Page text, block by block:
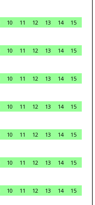
10 11 12 13 14
15
10 11 12 13 14
15
10 11 12 13 14
15
10 11 12 13 14
15
10 11 12 13 14
15
10 11 12 13 14
15
10 11 12 13 14
15